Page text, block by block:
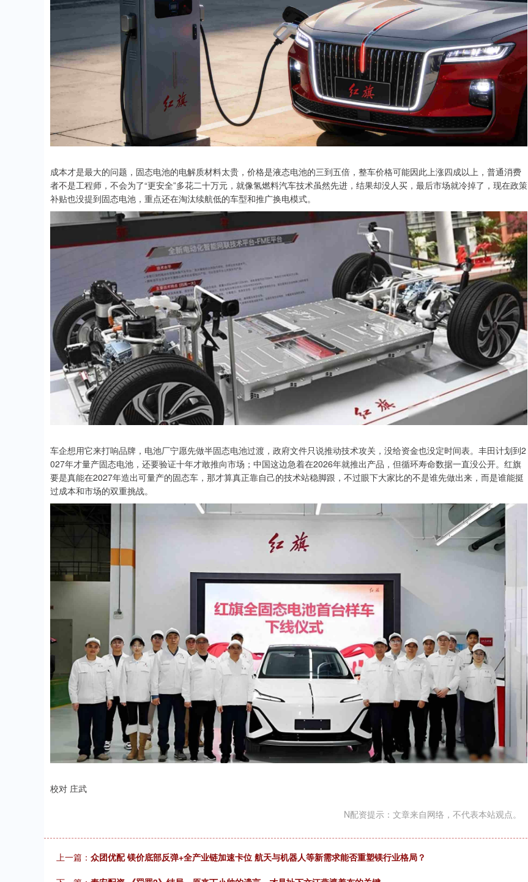
成本才是最大的问题，固态电池的电解质材料太贵，价格是液态电池的三到五倍，整车价格可能因此上涨四成以上，普通消费
者不是工程师，不会为了“更安全”多花二十万元，就像氢燃料汽车技术虽然先进，结果却没人买，最后市场就冷掉了，现在政策
补贴也没提到固态电池，重点还在淘汰续航低的车型和推广换电模式。
车企想用它来打响品牌，电池厂宁愿先做半固态电池过渡，政府文件只说推动技术攻关，没给资金也没定时间表。丰田计划到2
027年才量产固态电池，还要验证十年才敢推向市场；中国这边急着在2026年就推出产品，但循环寿命数据一直没公开。红旗
要是真能在2027年造出可量产的固态车，那才算真正靠自己的技术站稳脚跟，不过眼下大家比的不是谁先做出来，而是谁能挺
过成本和市场的双重挑战。
校对 庄武
N配资提示：文章来自网络，不代表本站观点。
上一篇： 众团优配 镁价底部反弹+全产业链加速卡位 航天与机器人等新需求能否重塑镁行业格局？